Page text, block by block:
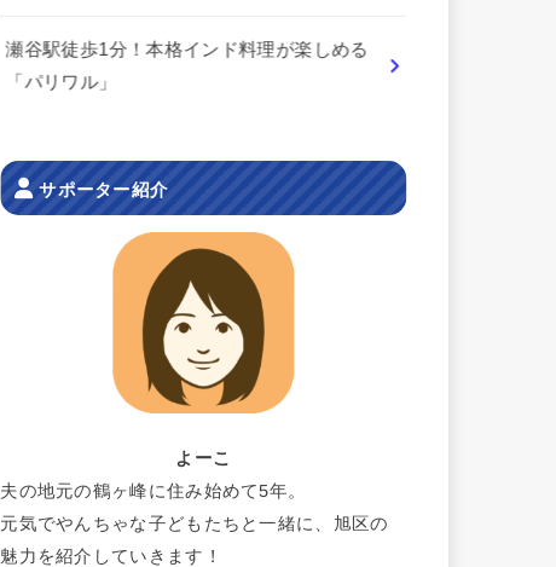
瀬谷駅徒歩1分！本格インド料理が楽しめる
「パリワル」
サポーター紹介
よーこ
夫の地元の鶴ヶ峰に住み始めて5年。
元気でやんちゃな子どもたちと一緒に、旭区の
魅力を紹介していきます！